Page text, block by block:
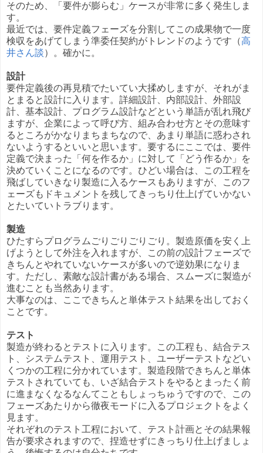
そのため、「要件が膨らむ」ケースが非常に多く発生しま
す。
最近では、要件定義フェーズを分割してこの成果物で一度
検収をあげてしまう準委任契約がトレンドのようです（高
井さん談）。確かに。
設計
要件定義後の再見積でたいてい大揉めしますが、それがま
とまると設計に入ります。詳細設計、内部設計、外部設
計、基本設計、プログラム設計などという単語が乱れ飛び
ますが、企業によって呼び方、組み合わせ方とその意味す
るところがかなりまちまちなので、あまり単語に惑わされ
ないようするといいと思います。要するにここでは、要件
定義で決まった「何を作るか」に対して「どう作るか」を
決めていくことになるのです。ひどい場合は、この工程を
飛ばしていきなり製造に入るケースもありますが、このフ
ェーズもドキュメントを残してきっちり仕上げていかない
とたいていトラブります。
製造
ひたすらプログラムごりごりごりごり。製造原価を安く上
げようとして外注を入れますが、この前の設計フェーズで
きちんとやれていないケースが多いので逆効果になりま
す。ただし、素敵な設計書がある場合、スムーズに製造が
進むことも当然あります。
大事なのは、ここできちんと単体テスト結果を出しておく
ことです。
テスト
製造が終わるとテストに入ります。この工程も、結合テス
ト、システムテスト、運用テスト、ユーザーテストなどい
くつかの工程に分かれています。製造段階できちんと単体
テストされていても、いざ結合テストをやるとまったく前
に進まなくなるなんてこともしょっちゅうですので、この
フェーズあたりから徹夜モードに入るプロジェクトをよく
見ます。
それぞれのテスト工程において、テスト計画とその結果報
告が要求されますので、捏造せずにきっちり仕上げましょ